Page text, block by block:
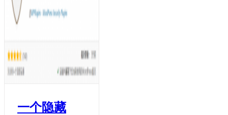
一个隐藏